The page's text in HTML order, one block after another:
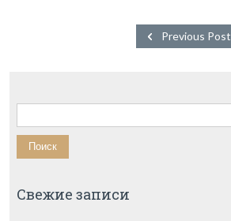
Previous Post
Найти:
Свежие записи